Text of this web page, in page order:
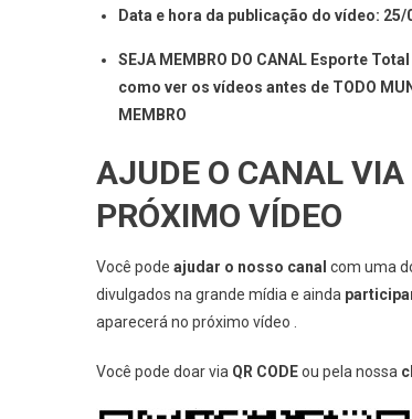
Data e hora da publicação do vídeo:
SEJA MEMBRO DO CANAL Esporte
como ver os vídeos antes de TODO
MEMBRO
AJUDE O CANAL VIA
PRÓXIMO VÍDEO
Você pode ajudar o nosso canal com uma
divulgados na grande mídia e ainda
aparecerá no próximo vídeo .
Você pode doar via QR CODEou pela nossa